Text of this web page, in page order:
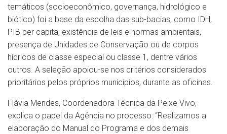
temáticos (socioeconômico, governança, hidrológico e
biótico) foi a base da escolha das sub-bacias, como IDH,
PIB per capita, existência de leis e normas ambientais,
presença de Unidades de Conservação ou de corpos
hídricos de classe especial ou classe 1, dentre vários
outros. A seleção apoiou-se nos critérios considerados
prioritários pelos próprios municípios, durante as oficinas.
Flávia Mendes, Coordenadora Técnica da Peixe Vivo,
explica o papel da Agência no processo: “Realizamos a
elaboração do Manual do Programa e dos demais